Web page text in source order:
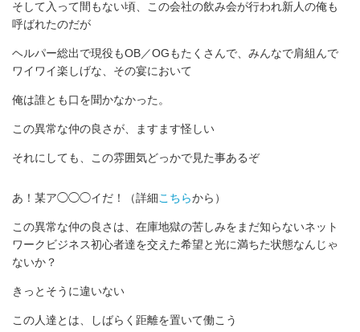
そして入って間もない頃、この会社の飲み会が行われ新人の俺も
呼ばれたのだが
ヘルパー総出で現役もOB／OGもたくさんで、みんなで肩組んで
ワイワイ楽しげな、その宴において
俺は誰とも口を聞かなかった。
この異常な仲の良さが、ますます怪しい
それにしても、この雰囲気どっかで見た事あるぞ
あ！某ア◯◯◯イだ！（詳細こちらから）
この異常な仲の良さは、在庫地獄の苦しみをまだ知らないネット
ワークビジネス初心者達を交えた希望と光に満ちた状態なんじゃ
ないか？
きっとそうに違いない
この人達とは、しばらく距離を置いて働こう